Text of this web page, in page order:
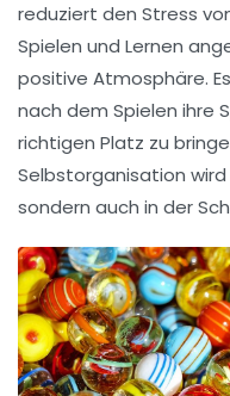
reduziert den Stress
Spielen und Lernen
positive Atmosphäre.
nach dem Spielen ihre
richtigen Platz zu
Selbstorganisation
sondern auch in der